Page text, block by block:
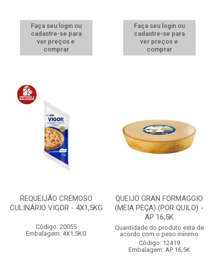
Faça seu login ou
cadastre-se para
ver preços e
comprar
Faça seu login ou
cadastre-se para
ver preços e
comprar
REQUEIJÃO CREMOSO
CULINÁRIO VIGOR - 4X1,5KG
Código: 20055
Embalagem: 4X1,5KG
QUEIJO GRAN FORMAGGIO
(MEIA PEÇA) (POR QUILO) -
AP 16,5K
Quantidade do produto está de
acordo com o peso mínimo
Código: 12419
Embalagem: AP 16,5K